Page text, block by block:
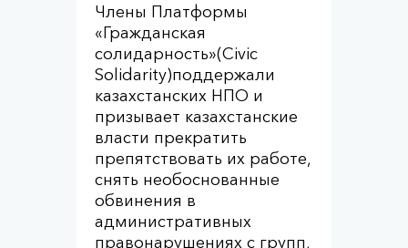
Члены Платформы
«Гражданская
солидарность»(Civic
Solidarity)поддержали
казахстанских НПО и
призывает казахстанские
власти прекратить
препятствовать их работе,
снять необоснованные
обвинения в
административных
правонарушениях с групп,